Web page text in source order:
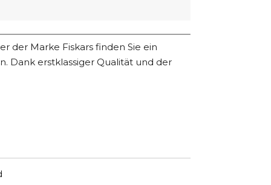
der Marke Fiskars finden Sie ein
Dank erstklassiger Qualität und der